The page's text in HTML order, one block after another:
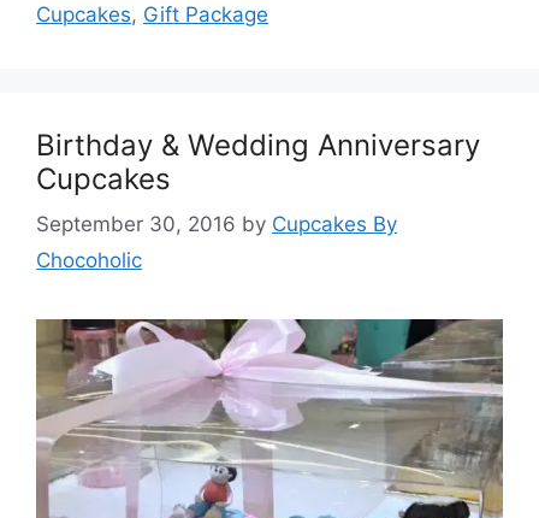
Cupcakes, Gift Package
Birthday & Wedding Anniversary
Cupcakes
September 30, 2016 by Cupcakes By
Chocoholic